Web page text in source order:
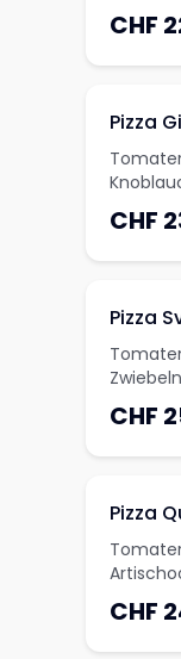
CHF
Pizza
CHF
Pizza
CHF
Pizza
CHF